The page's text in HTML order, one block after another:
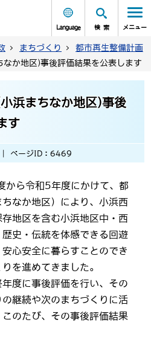
Language 検索 メニュー
まちづくり
都市再生整備計画
か地区)事後評価結果を公表します
浜まちなか地区)事後
す
ページID：6469
ら令和5年度にかけて、都
なか地区）により、小浜西
地区を含む小浜地区中・西
史・伝統を体感できる回遊
心安全に暮らすことのでき
を進めてきました。
度に事後評価を行い、その
継続や次のまちづくりに活
のたび、その事後評価結果